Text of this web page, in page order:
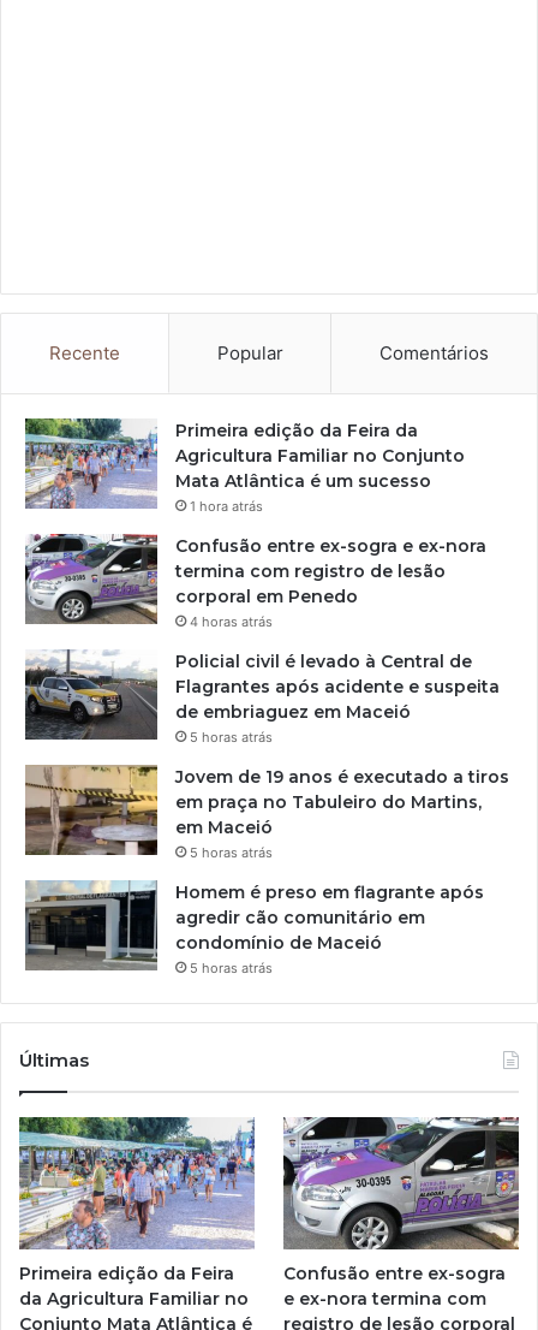
Recente Popular Comentários
Primeira edição da Feira da
Agricultura Familiar no Conjunto
Mata Atlântica é um sucesso
1 hora atrás
Confusão entre ex-sogra e ex-nora
termina com registro de lesão
corporal em Penedo
4 horas atrás
Policial civil é levado à Central de
Flagrantes após acidente e suspeita
de embriaguez em Maceió
5 horas atrás
Jovem de 19 anos é executado a tiros
em praça no Tabuleiro do Martins,
em Maceió
5 horas atrás
Homem é preso em flagrante após
agredir cão comunitário em
condomínio de Maceió
5 horas atrás
Últimas
Primeira edição da Feira
da Agricultura Familiar no
Conjunto Mata Atlântica é
Confusão entre ex-sogra
e ex-nora termina com
registro de lesão corporal